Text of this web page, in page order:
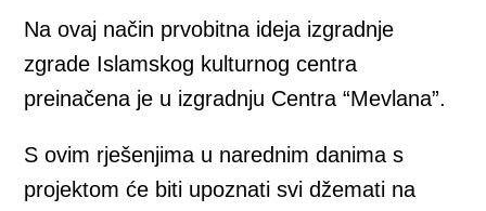
Na ovaj način prvobitna ideja izgradnje
zgrade Islamskog kulturnog centra
preinačena je u izgradnju Centra “Mevlana”.
S ovim rješenjima u narednim danima s
projektom će biti upoznati svi džemati na